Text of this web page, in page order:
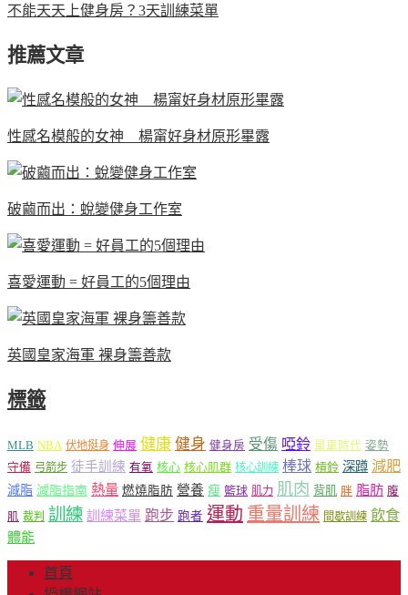
不能天天上健身房？3天訓練菜單
推薦文章
性感名模般的女神 楊甯好身材原形畢露
破繭而出：蛻變健身工作室
喜愛運動 = 好員工的5個理由
英國皇家海軍 裸身籌善款
標籤
MLB NBA 伏地挺身 伸展 健康 健身 健身房 受傷 啞鈴 單車時代 姿勢
守備 弓箭步 徒手訓練 有氧 核心 核心肌群 核心訓練 棒球 槓鈴 深蹲 減肥
減脂 減脂指南 熱量 燃燒脂肪 營養 瘦 籃球 肌力 肌肉 背肌 胖 脂肪 腹
肌 裁判 訓練 訓練菜單 跑步 跑者 運動 重量訓練 間歇訓練 飲食
體能
首頁